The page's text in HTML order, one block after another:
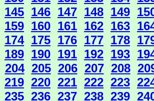
145 146 147 148 149
159 160 161 162 163
174 175 176 177 178
189 190 191 192 193
204 205 206 207 208
219 220 221 222 223
235 236 237 238 239